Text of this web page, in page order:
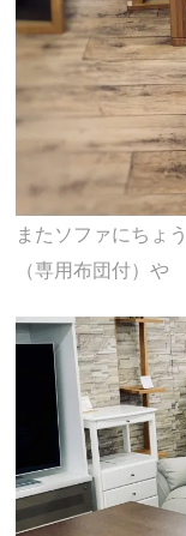
またソファにちょ
（専用布団付）や